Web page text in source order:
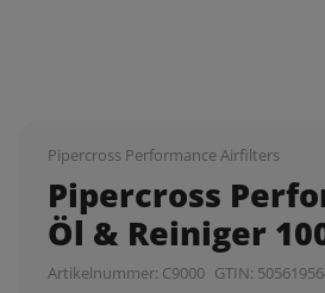
Pipercross Performance Airfilters
Pipercross
Öl & Reiniger
Artikelnummer: C9000 GTIN: